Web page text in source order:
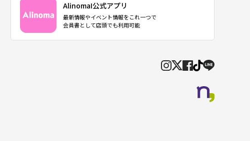
AlinomaI公式アプリ
最新情報やイベント情報をこれ一つで
会員書として店頭でも利用可能